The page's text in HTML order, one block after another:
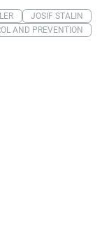
JOSIF STALIN
AND PREVENTION